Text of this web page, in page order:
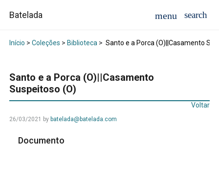
Batelada
Início > Coleções > Biblioteca> Santo e a Porca (O)||Casamento
Santo e a Porca (O)||Casamento
Suspeitoso (O)
Voltar
26/03/2021 by batelada@batelada.com
Documento